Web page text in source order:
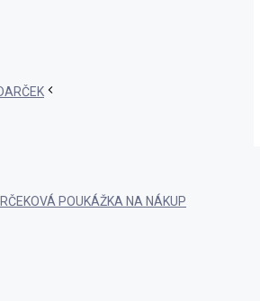
POUKÁŽKA NA NÁKUP